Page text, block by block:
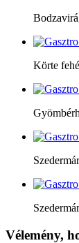
Körte
Vélemény,